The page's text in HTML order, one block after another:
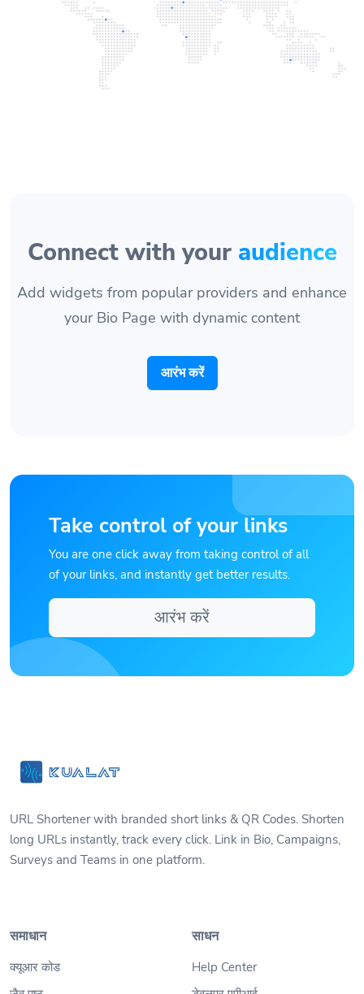
Connect with your audience
Add widgets from popular providers and enhance
your Bio Page with dynamic content
आरंभ करें
Take control of your links
You are one click away from taking control of all
of your links, and instantly get better results.
आरंभ करें
URL Shortener with branded short links & QR Codes. Shorten
long URLs instantly, track every click. Link in Bio, Campaigns,
Surveys and Teams in one platform.
समाधान
क्यूआर कोड
साधन
Help Center